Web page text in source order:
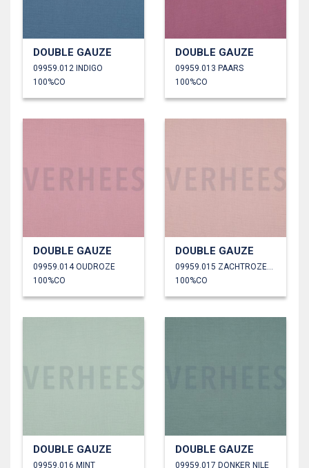
DOUBLE GAUZE
09959.012 INDIGO
100%CO
DOUBLE GAUZE
09959.013 PAARS
100%CO
DOUBLE GAUZE
09959.014 OUDROZE
100%CO
DOUBLE GAUZE
09959.015 ZACHTROZE/OUDROZE
100%CO
DOUBLE GAUZE
09959.016 MINT
DOUBLE GAUZE
09959.017 DONKER NILE